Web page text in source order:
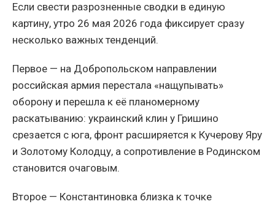
Если свести разрозненные сводки в единую
картину, утро 26 мая 2026 года фиксирует сразу
несколько важных тенденций.
Первое — на Добропольском направлении
российская армия перестала «нащупывать»
оборону и перешла к её планомерному
раскатыванию: украинский клин у Гришино
срезается с юга, фронт расширяется к Кучерову Яру
и Золотому Колодцу, а сопротивление в Родинском
становится очаговым.
Второе — Константиновка близка к точке